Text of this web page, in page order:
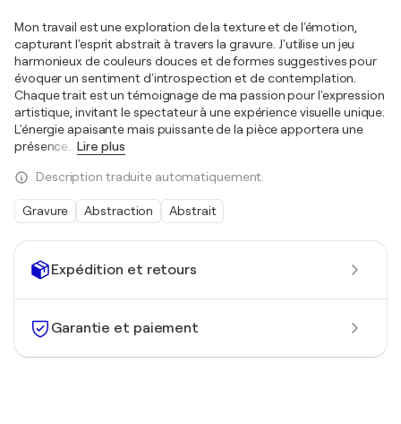
Expédition et retours
Garantie et paiement
Mon travail est une exploration de la texture et de l'émotion,
capturant l'esprit abstrait à travers la gravure. J'utilise un jeu
harmonieux de couleurs douces et de formes suggestives pour
évoquer un sentiment d'introspection et de contemplation.
Chaque trait est un témoignage de ma passion pour l'expression
artistique, invitant le spectateur à une expérience visuelle unique.
L'énergie apaisante mais puissante de la pièce apportera une
présence… Lire plus
Description traduite automatiquement.
Gravure Abstraction Abstrait